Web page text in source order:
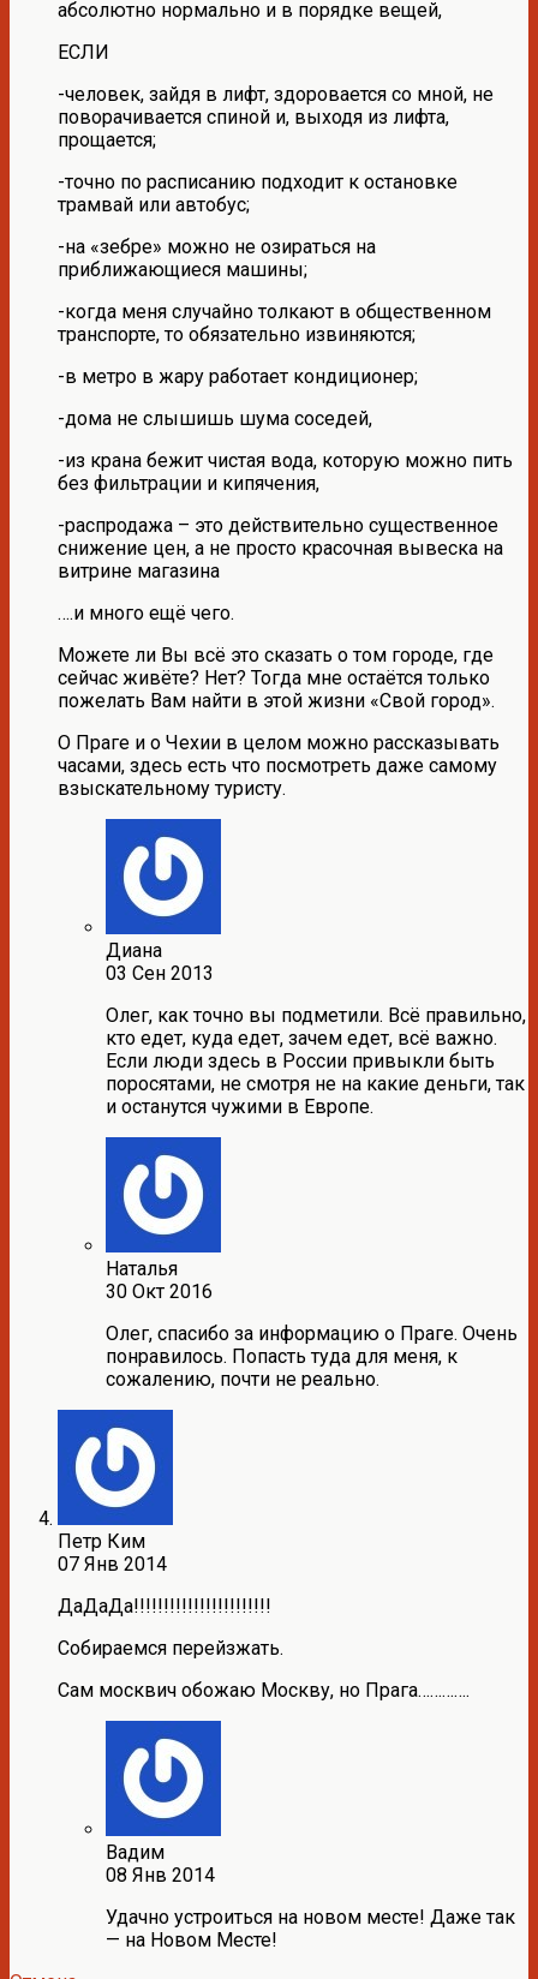
абсолютно нормально и в порядке вещей,
ЕСЛИ
-человек, зайдя в лифт, здоровается со мной, не
поворачивается спиной и, выходя из лифта,
прощается;
-точно по расписанию подходит к остановке
трамвай или автобус;
-на «зебре» можно не озираться на
приближающиеся машины;
-когда меня случайно толкают в общественном
транспорте, то обязательно извиняются;
-в метро в жару работает кондиционер;
-дома не слышишь шума соседей,
-из крана бежит чистая вода, которую можно пить
без фильтрации и кипячения,
-распродажа – это действительно существенное
снижение цен, а не просто красочная вывеска на
витрине магазина
….и много ещё чего.
Можете ли Вы всё это сказать о том городе, где
сейчас живёте? Нет? Тогда мне остаётся только
пожелать Вам найти в этой жизни «Свой город».
О Праге и о Чехии в целом можно рассказывать
часами, здесь есть что посмотреть даже самому
взыскательному туристу.
Диана
03 Сен 2013
Олег, как точно вы подметили. Всё правильно,
кто едет, куда едет, зачем едет, всё важно.
Если люди здесь в России привыкли быть
поросятами, не смотря не на какие деньги, так
и останутся чужими в Европе.
Наталья
30 Окт 2016
Олег, спасибо за информацию о Праге. Очень
понравилось. Попасть туда для меня, к
сожалению, почти не реально.
Петр Ким
07 Янв 2014
ДаДаДа!!!!!!!!!!!!!!!!!!!!!!!
Собираемся перейзжать.
Сам москвич обожаю Москву, но Прага………….
Вадим
08 Янв 2014
Удачно устроиться на новом месте! Даже так
— на Новом Месте!